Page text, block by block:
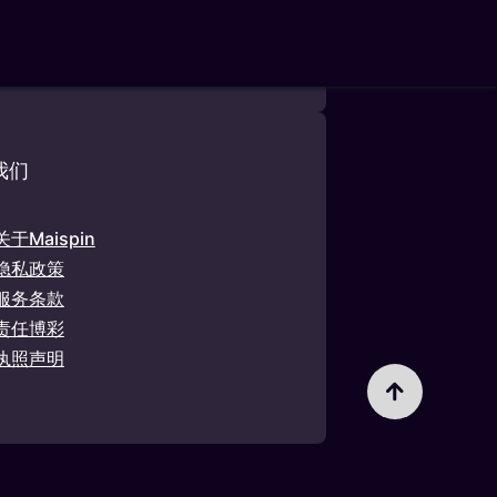
们
于Maispin
私政策
务条款
任博彩
照声明